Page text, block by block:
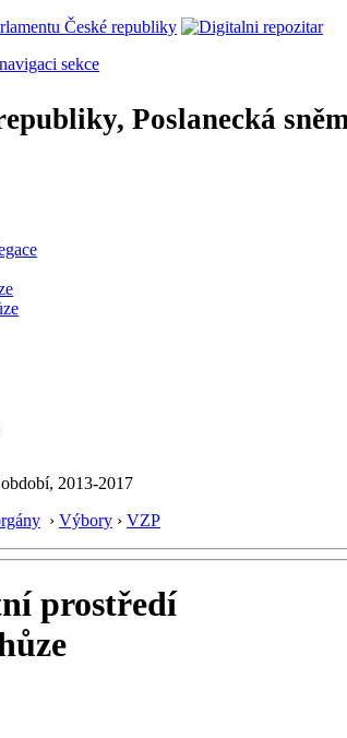
sekce
Poslanecká
2013-2017
› Výbory › VZP
prostředí